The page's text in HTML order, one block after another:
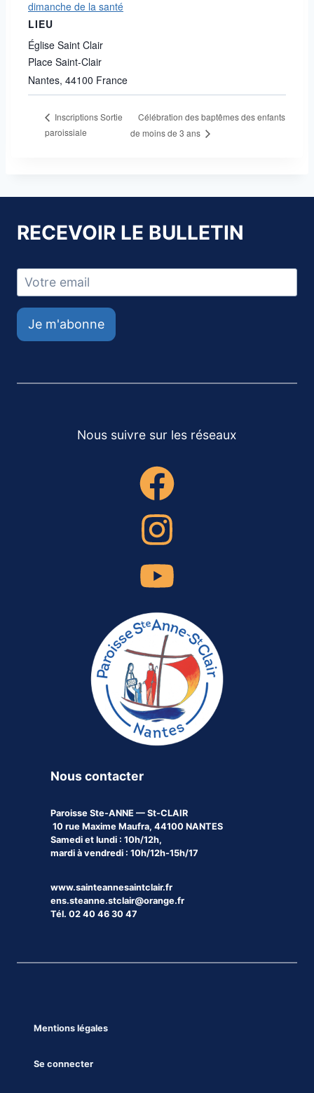
dimanche de la santé
LIEU
Église Saint Clair
Place Saint-Clair
Nantes, 44100 France
Inscriptions Sortie
paroissiale
Célébration des baptêmes des enfants
de moins de 3 ans
RECEVOIR LE BULLETIN
Je m'abonne
Nous suivre sur les réseaux
Nous contacter
Paroisse Ste-ANNE — St-CLAIR
10 rue Maxime Maufra, 44100 NANTES
Samedi et lundi : 10h/12h,
mardi à vendredi : 10h/12h-15h/17
www.sainteannesaintclair.fr
ens.steanne.stclair@orange.fr
Tél. 02 40 46 30 47
Mentions légales
Se connecter